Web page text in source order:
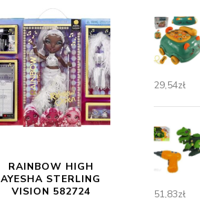
RAINBOW HIGH
AYESHA STERLING
VISION 582724
29,54zł
51,83zł